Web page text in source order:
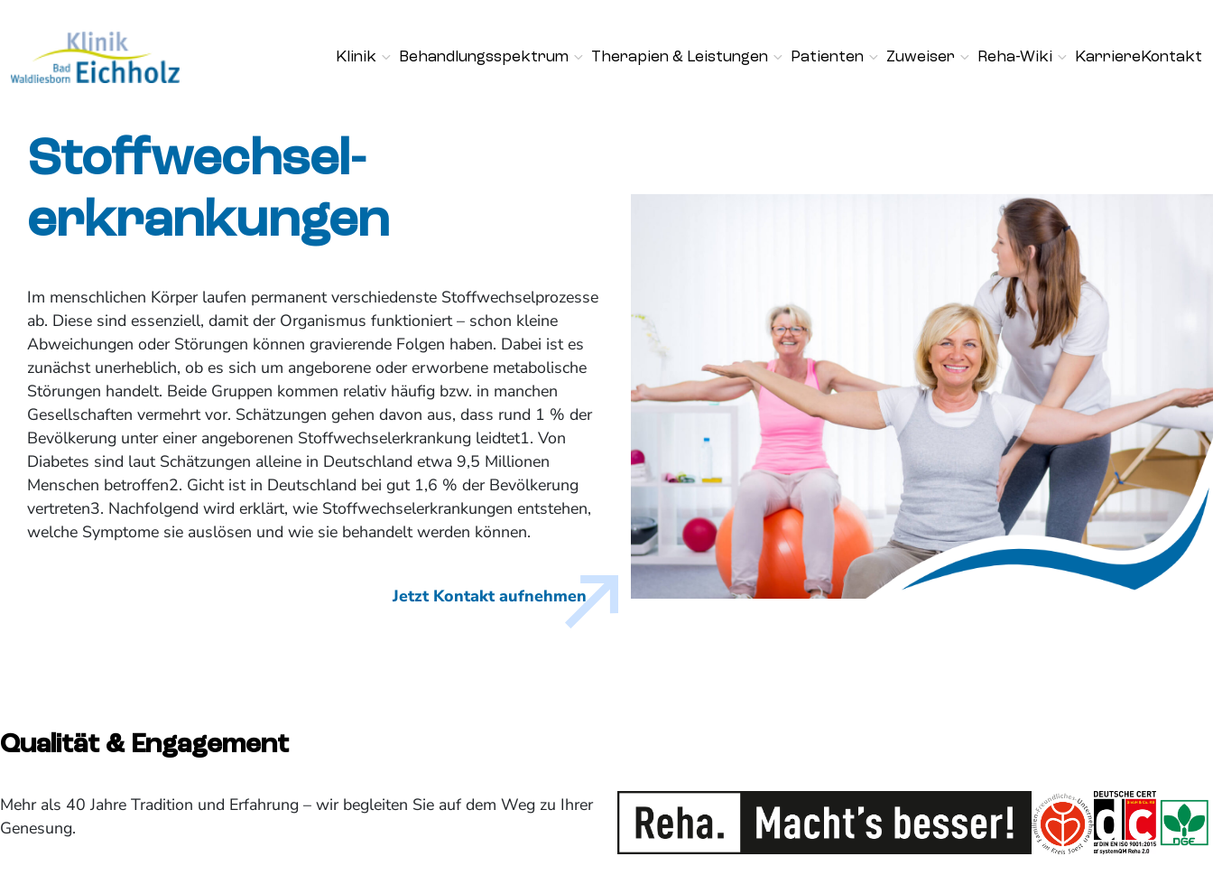
Klinik Behandlungsspektrum Therapien & Leistungen Patienten Zuweiser Reha-Wiki Karriere Kontakt
Stoffwechsel-
erkrankungen
Im menschlichen Körper laufen permanent verschiedenste Stoffwechselprozesse
ab. Diese sind essenziell, damit der Organismus funktioniert – schon kleine
Abweichungen oder Störungen können gravierende Folgen haben. Dabei ist es
zunächst unerheblich, ob es sich um angeborene oder erworbene metabolische
Störungen handelt. Beide Gruppen kommen relativ häufig bzw. in manchen
Gesellschaften vermehrt vor. Schätzungen gehen davon aus, dass rund 1 % der
Bevölkerung unter einer angeborenen Stoffwechselerkrankung leidtet1. Von
Diabetes sind laut Schätzungen alleine in Deutschland etwa 9,5 Millionen
Menschen betroffen2. Gicht ist in Deutschland bei gut 1,6 % der Bevölkerung
vertreten3. Nachfolgend wird erklärt, wie Stoffwechselerkrankungen entstehen,
welche Symptome sie auslösen und wie sie behandelt werden können.
Jetzt Kontakt aufnehmen
Qualität & Engagement
Mehr als 40 Jahre Tradition und Erfahrung – wir begleiten Sie auf dem Weg zu Ihrer
Genesung.